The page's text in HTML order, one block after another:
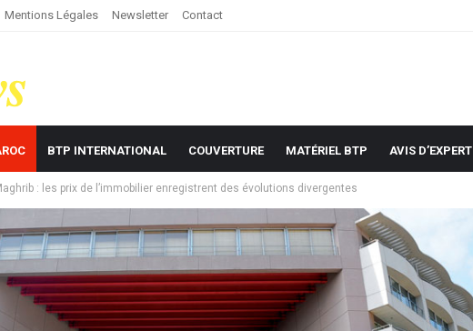
Mentions Légales Newsletter Contact
BTP INTERNATIONAL COUVERTURE MATÉRIEL BTP AVIS D’EXPERT
: les prix de l’immobilier enregistrent des évolutions divergentes